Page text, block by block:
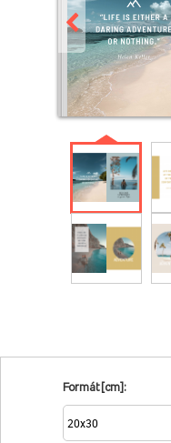
Formát [cm]: